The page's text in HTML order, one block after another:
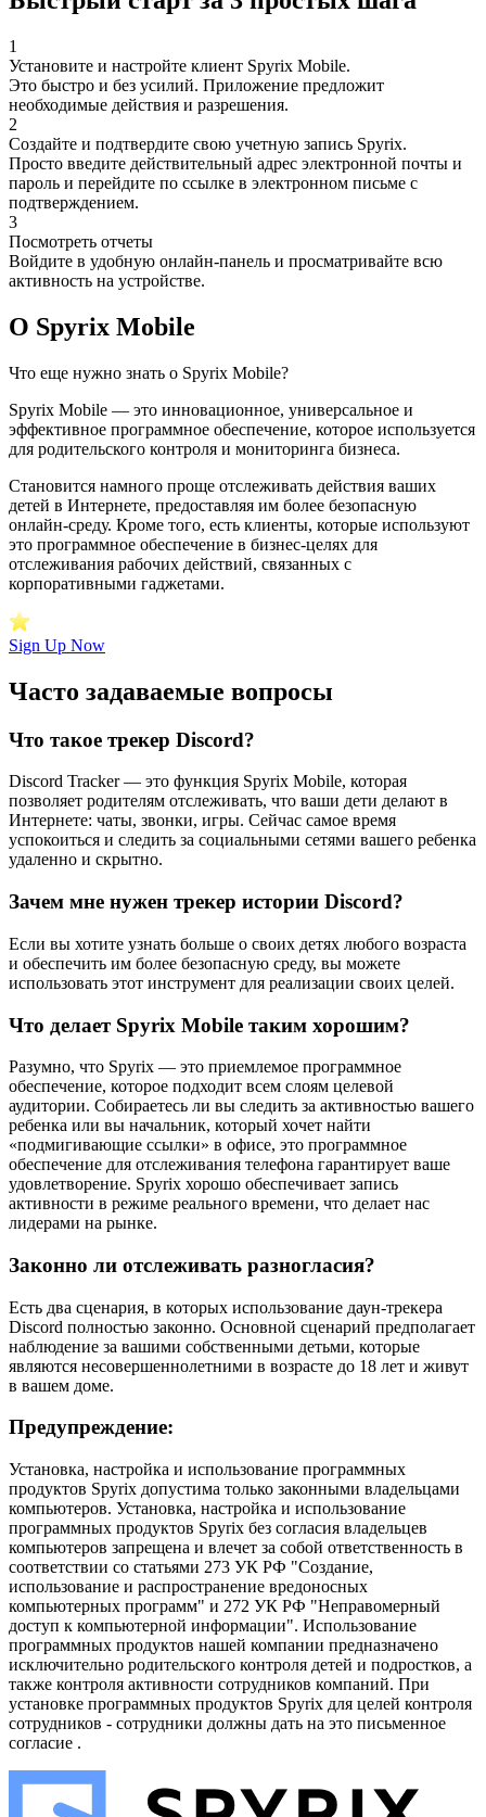
1
Установите и настройте клиент Spyrix Mobile.
Это быстро и без усилий. Приложение предложит
необходимые действия и разрешения.
2
Создайте и подтвердите свою учетную запись Spyrix.
Просто введите действительный адрес электронной почты и
пароль и перейдите по ссылке в электронном письме с
подтверждением.
3
Посмотреть отчеты
Войдите в удобную онлайн-панель и просматривайте всю
активность на устройстве.
О Spyrix Mobile
Что еще нужно знать о Spyrix Mobile?
Spyrix Mobile — это инновационное, универсальное и
эффективное программное обеспечение, которое используется
для родительского контроля и мониторинга бизнеса.
Становится намного проще отслеживать действия ваших
детей в Интернете, предоставляя им более безопасную
онлайн-среду. Кроме того, есть клиенты, которые используют
это программное обеспечение в бизнес-целях для
отслеживания рабочих действий, связанных с
корпоративными гаджетами.
Sign Up Now
Часто задаваемые вопросы
Что такое трекер Discord?
Discord Tracker — это функция Spyrix Mobile, которая
позволяет родителям отслеживать, что ваши дети делают в
Интернете: чаты, звонки, игры. Сейчас самое время
успокоиться и следить за социальными сетями вашего ребенка
удаленно и скрытно.
Зачем мне нужен трекер истории Discord?
Если вы хотите узнать больше о своих детях любого возраста
и обеспечить им более безопасную среду, вы можете
использовать этот инструмент для реализации своих целей.
Что делает Spyrix Mobile таким хорошим?
Разумно, что Spyrix — это приемлемое программное
обеспечение, которое подходит всем слоям целевой
аудитории. Собираетесь ли вы следить за активностью вашего
ребенка или вы начальник, который хочет найти
«подмигивающие ссылки» в офисе, это программное
обеспечение для отслеживания телефона гарантирует ваше
удовлетворение. Spyrix хорошо обеспечивает запись
активности в режиме реального времени, что делает нас
лидерами на рынке.
Законно ли отслеживать разногласия?
Есть два сценария, в которых использование даун-трекера
Discord полностью законно. Основной сценарий предполагает
наблюдение за вашими собственными детьми, которые
являются несовершеннолетними в возрасте до 18 лет и живут
в вашем доме.
Предупреждение:
Установка, настройка и использование программных
продуктов Spyrix допустима только законными владельцами
компьютеров. Установка, настройка и использование
программных продуктов Spyrix без согласия владельцев
компьютеров запрещена и влечет за собой ответственность в
соответствии со статьями 273 УК РФ "Создание,
использование и распространение вредоносных
компьютерных программ" и 272 УК РФ "Неправомерный
доступ к компьютерной информации". Использование
программных продуктов нашей компании предназначено
исключительно родительского контроля детей и подростков, а
также контроля активности сотрудников компаний. При
установке программных продуктов Spyrix для целей контроля
сотрудников - сотрудники должны дать на это письменное
согласие .